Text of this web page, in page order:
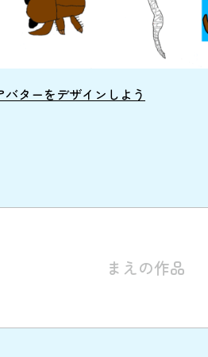
ターをデザインしよう
まえの作品